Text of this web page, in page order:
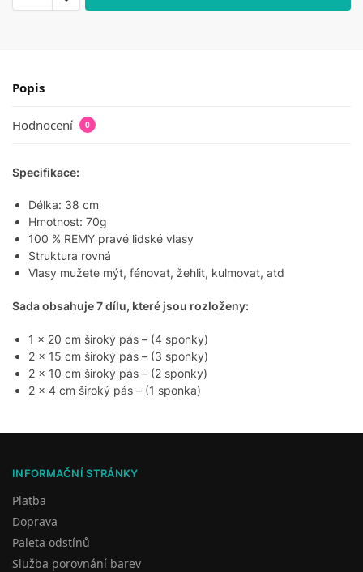
Popis
Hodnocení 0
Specifikace:
Délka: 38 cm
Hmotnost: 70g
100 % REMY pravé lidské vlasy
Struktura rovná
Vlasy mužete mýt, fénovat, žehlit, kulmovat, atd
Sada obsahuje 7 dílu, které jsou rozloženy:
1 x 20 cm široký pás – (4 sponky)
2 x 15 cm široký pás – (3 sponky)
2 x 10 cm široký pás – (2 sponky)
2 x 4 cm široký pás – (1 sponka)
INFORMAČNÍ STRÁNKY
Platba
Doprava
Paleta odstínů
Služba porovnání barev